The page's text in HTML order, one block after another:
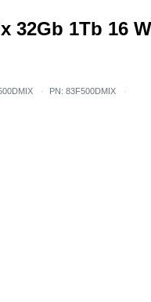
32Gb 1Tb 16
PN: 83F500DMIX